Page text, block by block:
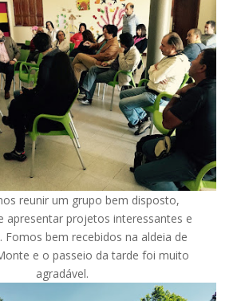
reunir um grupo bem disposto,
apresentar projetos interessantes e
Fomos bem recebidos na aldeia de
e o passeio da tarde foi muito
agradável.